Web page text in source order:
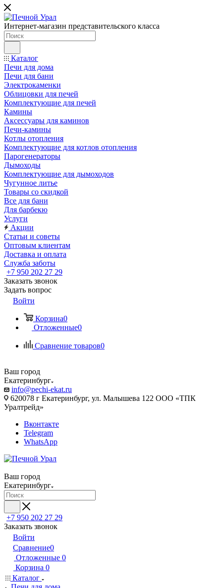
Интернет-магазин представительского класса
Каталог
Печи для дома
Печи для бани
Электрокаменки
Облицовки для печей
Комплектующие для печей
Камины
Аксессуары для каминов
Печи-камины
Котлы отопления
Комплектующие для котлов отопления
Парогенераторы
Дымоходы
Комплектующие для дымоходов
Чугунное литье
Товары со скидкой
Все для бани
Для барбекю
Услуги
Акции
Статьи и советы
Оптовым клиентам
Доставка и оплата
Служба заботы
+7 950 202 27 29
Заказать звонок
Задать вопрос
Войти
Корзина0
Отложенные0
Сравнение товаров0
Ваш город
Екатеринбург
info@pechi-ekat.ru
620078 г Екатеринбург, ул. Малышева 122 ООО «ТПК
Уралтрейд»
Вконтакте
Telegram
WhatsApp
Ваш город
Екатеринбург
+7 950 202 27 29
Заказать звонок
Войти
Сравнение0
Отложенные 0
Корзина 0
Каталог